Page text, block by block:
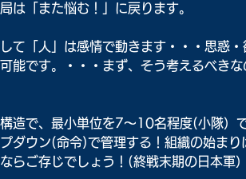
は「また悩む！」に戻ります。
て「人」は感情で動きます・・・思惑・
能です。・・・まず、そう考えるべきな
造で、最小単位を7～10名程度(小隊）
ダウン(命令)で管理する！組織の始まり
らご存じでしょう！(終戦末期の日本軍